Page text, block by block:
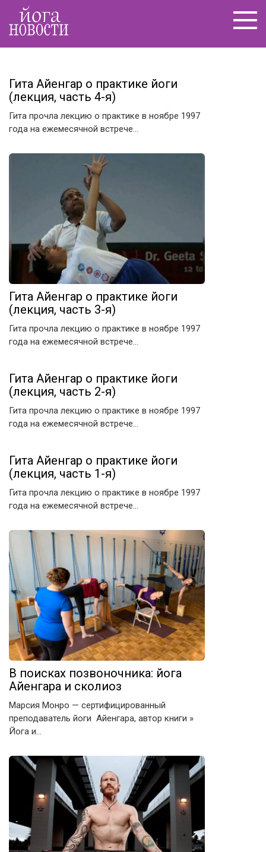
Перейти
контенту
Гита Айенгар о практике йоги
(лекция, часть 4-я)
Гита прочла лекцию о практике в ноябре 1997
года на ежемесячной встрече…
Гита Айенгар о практике йоги
(лекция, часть 3-я)
Гита прочла лекцию о практике в ноябре 1997
года на ежемесячной встрече…
Гита Айенгар о практике йоги
(лекция, часть 2-я)
Гита прочла лекцию о практике в ноябре 1997
года на ежемесячной встрече…
Гита Айенгар о практике йоги
(лекция, часть 1-я)
Гита прочла лекцию о практике в ноябре 1997
года на ежемесячной встрече…
В поисках позвоночника: йога
Айенгара и сколиоз
Марсия Монро — сертифицированный
преподаватель йоги Айенгара, автор книги »
Йога и…